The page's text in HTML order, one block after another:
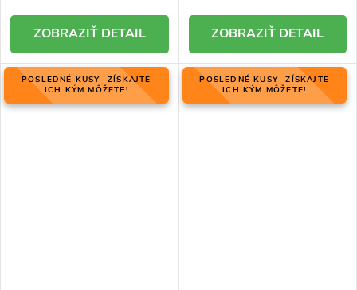
DETAIL DETAIL
POSLEDNÉ KUSY- ZÍSKAJTE
ICH KÝM MÔŽETE!
POSLEDNÉ KUSY- ZÍSKAJTE
ICH KÝM MÔŽETE!